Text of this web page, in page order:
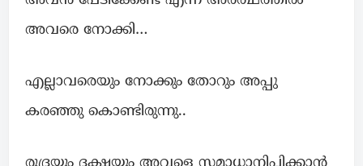
അവരെ നോക്കി…
എല്ലാവരെയും നോക്കും തോറും അപ്പു
കരഞ്ഞു കൊണ്ടിരുന്നു..